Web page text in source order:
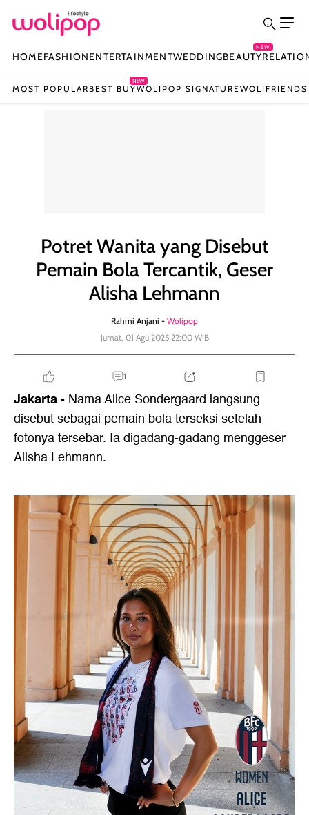
HOMEFASHIONENTERTAINMENTWEDDINGBEAUTY
NEW
MOST POPULAR BEST BUY
NEW
WOLIPOP SIGNATUREWOLIFRIENDS
Potret Wanita yang Disebut
Pemain Bola Tercantik, Geser
Alisha Lehmann
Rahmi Anjani - Wolipop
Jumat, 01 Agu 2025 22:00 WIB
1
Jakarta- Nama Alice Sondergaard langsung
disebut sebagai pemain bola terseksi setelah
fotonya tersebar. Ia digadang-gadang menggeser
Alisha Lehmann.